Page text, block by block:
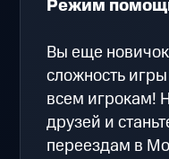
Режим
Вы еще
сложность
всем игрокам!
друзей и
переездам в